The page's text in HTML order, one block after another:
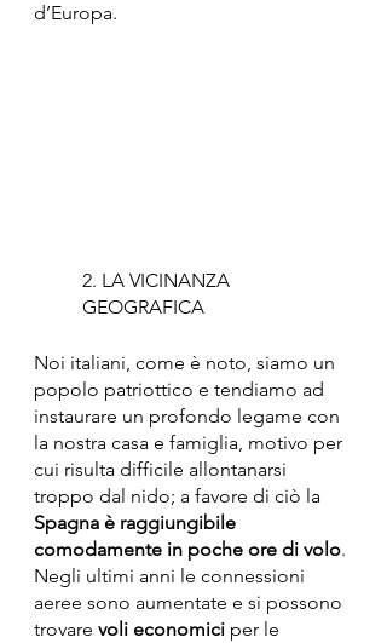
d’Europa.
2. LA VICINANZA
GEOGRAFICA
Noi italiani, come è noto, siamo un
popolo patriottico e tendiamo ad
instaurare un profondo legame con
la nostra casa e famiglia, motivo per
cui risulta difficile allontanarsi
troppo dal nido; a favore di ciò la
Spagna è raggiungibile
comodamente in poche ore di volo.
Negli ultimi anni le connessioni
aeree sono aumentate e si possono
trovare voli economici per le